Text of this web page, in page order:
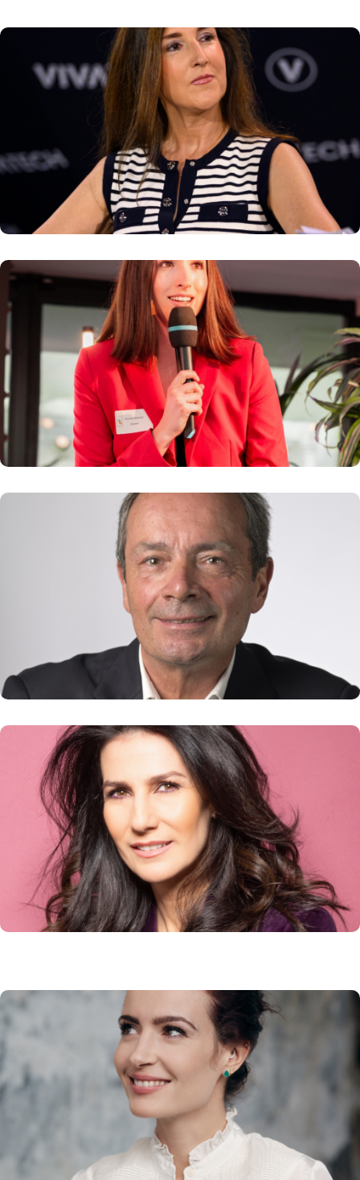
Olivia AMOZIG BELLOT
Directrice de la stratégie et de la
transformation industrielle du groupe La
Poste
En savoir plus
Romane BERGES
CEO et cofondatrice de WILL SOCIETY
En savoir plus
Gilles COURTEIX
Président du MEDEF Lyon-Rhône
En savoir plus
Marie DRUCKER
Ecrivain, scénariste, réalisatrice, productrice,
animatrice
En savoir plus
Emmanuelle DUEZ
Entrepreneur (The Boson Project/Bugali),
Auteur (Ed de l’Aube) , Administrateur
En savoir plus